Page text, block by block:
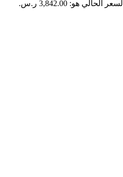
السعر الحالي هو: 3,842.00 ر.س.